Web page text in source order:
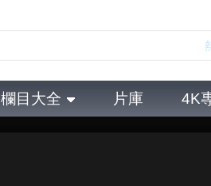
欄目大全 片庫 4K